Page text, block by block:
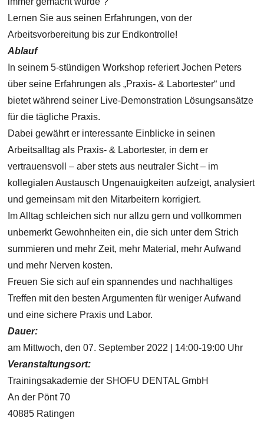
Lernen Sie aus seinen Erfahrungen, von der
Arbeitsvorbereitung bis zur Endkontrolle!
Ablauf
In seinem 5-stündigen Workshop referiert Jochen Peters
über seine Erfahrungen als „Praxis- & Labortester“ und
bietet während seiner Live-Demonstration Lösungsansätze
für die tägliche Praxis.
Dabei gewährt er interessante Einblicke in seinen
Arbeitsalltag als Praxis- & Labortester, in dem er
vertrauensvoll – aber stets aus neutraler Sicht – im
kollegialen Austausch Ungenauigkeiten aufzeigt, analysiert
und gemeinsam mit den Mitarbeitern korrigiert.
Im Alltag schleichen sich nur allzu gern und vollkommen
unbemerkt Gewohnheiten ein, die sich unter dem Strich
summieren und mehr Zeit, mehr Material, mehr Aufwand
und mehr Nerven kosten.
Freuen Sie sich auf ein spannendes und nachhaltiges
Treffen mit den besten Argumenten für weniger Aufwand
und eine sichere Praxis und Labor.
Dauer:
am Mittwoch, den 07. September 2022 | 14:00-19:00 Uhr
Veranstaltungsort:
Trainingsakademie der SHOFU DENTAL GmbH
An der Pönt 70
40885 Ratingen